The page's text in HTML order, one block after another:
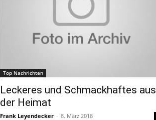
Top Nachrichten
Leckeres und Schmackhaftes aus
der Heimat
Frank Leyendecker - 8. März 2018